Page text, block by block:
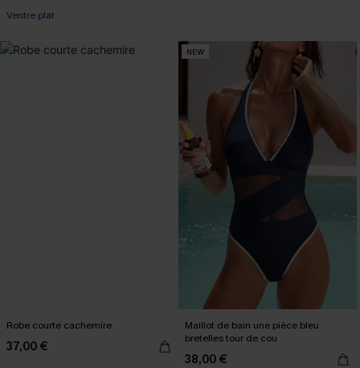
Ventre plat
Robe courte cachemire
37,00 €
NEW
Maillot de bain une pièce bleu
bretelles tour de cou
38,00 €